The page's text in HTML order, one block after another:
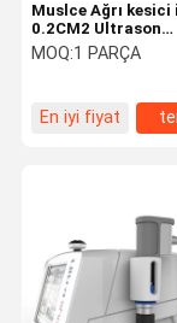
Muslce Ağrı kesici
0.2CM2 Ultrason
Fizyoterapi
MOQ:1 PARÇA
En iyi fiyat